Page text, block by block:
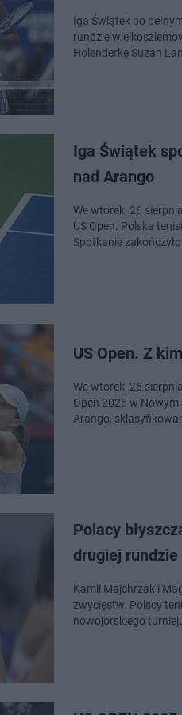
Iga Świątek po
rundzie
Holenderkę Suzan
Iga Świątek
nad Arango
We wtorek, 26
US Open. Polska
Spotkanie zakończyło
US Open. Z
We wtorek, 26
Open 2025 w
Arango,
Polacy
drugiej rundzie
Kamil Majchrzak i
zwycięstw. Polscy
nowojorskiego